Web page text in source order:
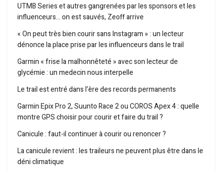
UTMB Series et autres gangrenées par les sponsors et les
influenceurs… on est sauvés, Zeoff arrive
« On peut très bien courir sans Instagram » : un lecteur
dénonce la place prise par les influenceurs dans le trail
Garmin « frise la malhonnêteté » avec son lecteur de
glycémie : un medecin nous interpelle
Le trail est entré dans l’ère des records permanents
Garmin Epix Pro 2, Suunto Race 2 ou COROS Apex 4 : quelle
montre GPS choisir pour courir et faire du trail ?
Canicule : faut-il continuer à courir ou renoncer ?
La canicule revient : les traileurs ne peuvent plus être dans le
déni climatique